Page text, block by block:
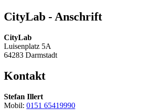
CityLab - Anschrift
CityLab
Luisenplatz 5A
64283 Darmstadt
Kontakt
Stefan Illert
Mobil: 0151 65419990